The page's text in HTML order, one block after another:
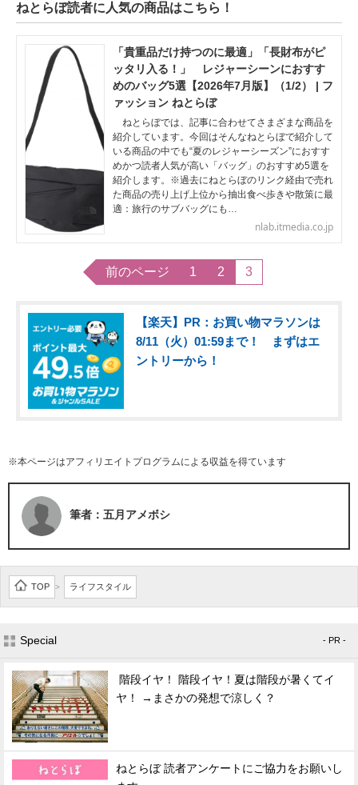
ねとらぼ読者に人気の商品はこちら！
「貴重品だけ持つのに最適」「長財布がピ
ッタリ入る！」 レジャーシーンにおすす
めのバッグ5選【2026年7月版】（1/2） | フ
ァッション ねとらぼ
ねとらぼでは、記事に合わせてさまざまな商品を
紹介しています。今回はそんなねとらぼで紹介して
いる商品の中でも“夏のレジャーシーズン”におすす
めかつ読者人気が高い「バッグ」のおすすめ5選を
紹介します。※過去にねとらぼのリンク経由で売れ
た商品の売り上げ上位から抽出食べ歩きや散策に最
適：旅行のサブバッグにも…
nlab.itmedia.co.jp
前のページ 1 2 3
【楽天】PR：お買い物マラソンは
8/11（火）01:59まで！ まずはエ
ントリーから！
※本ページはアフィリエイトプログラムによる収益を得ています
筆者：五月アメボシ
TOP > ライフスタイル
Special - PR -
階段イヤ！ 階段イヤ！夏は階段が暑くてイ
ヤ！ →まさかの発想で涼しく？
ねとらぼ 読者アンケートにご協力をお願いし